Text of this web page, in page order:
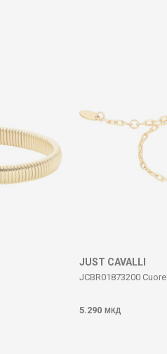
JUST CAVALLI
JCBR01873200 Cuore
5.290 МКД